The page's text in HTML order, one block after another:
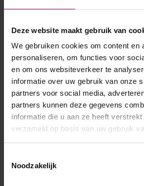
Deze website maakt gebruik van
We gebruiken cookies om content en
personaliseren, om functies voor
en om ons websiteverkeer te
informatie over uw gebruik van onze
partners voor social media,
partners kunnen deze gegevens
informatie die u aan ze heeft
verzameld op basis van uw gebruik
Noodzakelijk
Toon meer
Product specificaties
EAN